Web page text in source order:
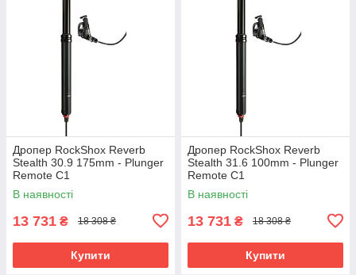
Дропер RockShox Reverb
Stealth 30.9 175mm - Plunger
Remote C1
В наявності
13 731 ₴ 18 308 ₴
Купити
Дропер RockShox Reverb
Stealth 31.6 100mm - Plunger
Remote C1
В наявності
13 731 ₴ 18 308 ₴
Купити